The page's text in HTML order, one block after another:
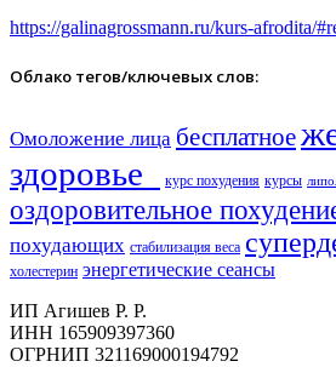
https://galinagrossmann.ru/kurs-afrodita/
Облако тегов/ключевых слов:
Омоложение лица бесплатное
здоровье​
курс похудения курсы
оздоровительное
похудающих стабилизация веса
холестерин энергетические сеансы
ИП Агишев Р. Р.
ИНН 165909397360
ОГРНИП 321169000194792